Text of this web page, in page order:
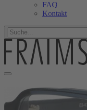
FAQ
Kontakt